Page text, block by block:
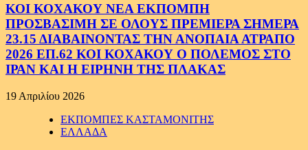
ΚΟΙ ΚΟΧΑΚΟΥ ΝΕΑ ΕΚΠΟΜΠΗ
ΠΡΟΣΒΑΣΙΜΗ ΣΕ ΟΛΟΥΣ ΠΡΕΜΙΕΡΑ ΣΗΜΕΡΑ
23.15 ΔΙΑΒΑΙΝΟΝΤΑΣ ΤΗΝ ΑΝΟΠΑΙΑ ΑΤΡΑΠΟ
2026 ΕΠ.62 ΚΟΙ ΚΟΧΑΚΟΥ Ο ΠΟΛΕΜΟΣ ΣΤΟ
ΙΡΑΝ ΚΑΙ Η ΕΙΡΗΝΗ ΤΗΣ ΠΛΑΚΑΣ
19 Απριλίου 2026
ΕΚΠΟΜΠΕΣ ΚΑΣΤΑΜΟΝΙΤΗΣ
ΕΛΛΑΔΑ